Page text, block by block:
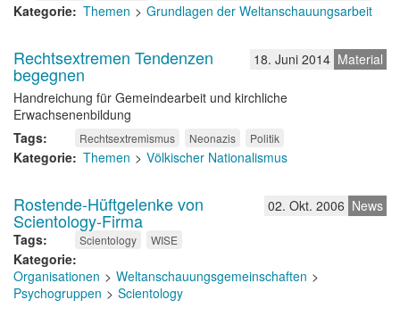
Kategorie Themen Grundlagen der Weltanschauungsarbeit
Material
18. Juni 2014
Rechtsextremen Tendenzen
begegnen
Handreichung für Gemeindearbeit und kirchliche
Erwachsenenbildung
Tags
Rechtsextremismus Neonazis Politik
Kategorie Themen Völkischer Nationalismus
News
02. Okt. 2006
Rostende-Hüftgelenke von
Scientology-Firma
Tags Scientology WISE
Kategorie
Organisationen
Weltanschauungsgemeinschaften
Psychogruppen
Scientology